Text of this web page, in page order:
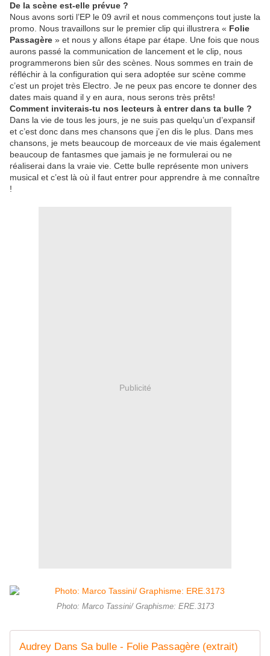
De la scène est-elle prévue ?
Nous avons sorti l’EP le 09 avril et nous commençons tout juste la
promo. Nous travaillons sur le premier clip qui illustrera « Folie
Passagère » et nous y allons étape par étape. Une fois que nous
aurons passé la communication de lancement et le clip, nous
programmerons bien sûr des scènes. Nous sommes en train de
réfléchir à la configuration qui sera adoptée sur scène comme
c’est un projet très Electro. Je ne peux pas encore te donner des
dates mais quand il y en aura, nous serons très prêts!
Comment inviterais-tu nos lecteurs à entrer dans ta bulle ?
Dans la vie de tous les jours, je ne suis pas quelqu’un d’expansif
et c’est donc dans mes chansons que j’en dis le plus. Dans mes
chansons, je mets beaucoup de morceaux de vie mais également
beaucoup de fantasmes que jamais je ne formulerai ou ne
réaliserai dans la vraie vie. Cette bulle représente mon univers
musical et c’est là où il faut entrer pour apprendre à me connaître
!
Publicité
Photo: Marco Tassini/ Graphisme: ERE.3173
Audrey Dans Sa bulle - Folie Passagère (extrait)